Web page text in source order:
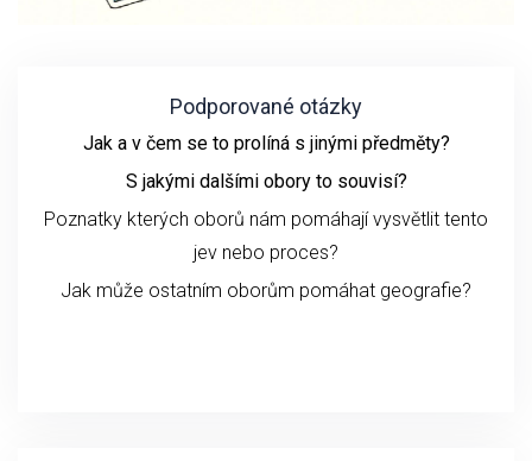
Podporované otázky
Jak a v čem se to prolíná s jinými předměty?
S jakými dalšími obory to souvisí?
Poznatky kterých oborů nám pomáhají vysvětlit tento
jev nebo proces?
Jak může ostatním oborům pomáhat geografie?